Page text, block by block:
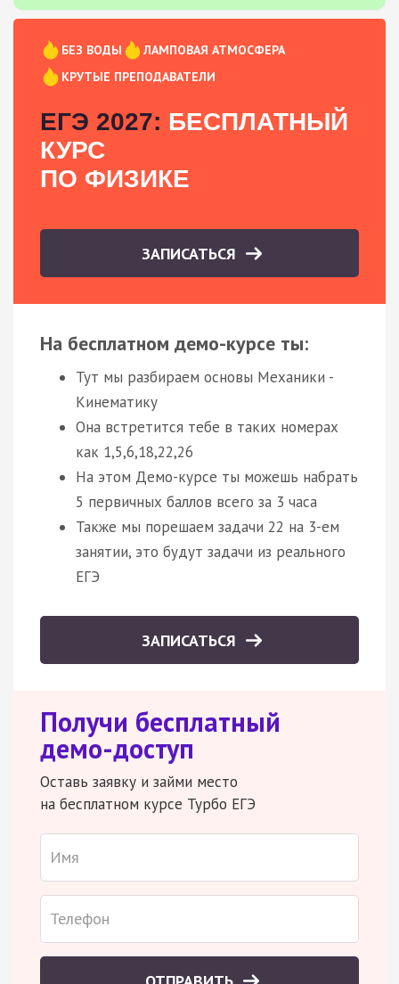
БЕЗ ВОДЫ
ЛАМПОВАЯ АТМОСФЕРА
КРУТЫЕ ПРЕПОДАВАТЕЛИ
ЕГЭ 2027: БЕСПЛАТНЫЙ
КУРС
ПО ФИЗИКЕ
ЗАПИСАТЬСЯ
На бесплатном демо-курсе ты:
Тут мы разбираем основы Механики -
Кинематику
Она встретится тебе в таких номерах
как 1,5,6,18,22,26
На этом Демо-курсе ты можешь набрать
5 первичных баллов всего за 3 часа
Также мы порешаем задачи 22 на 3-ем
занятии, это будут задачи из реального
ЕГЭ
ЗАПИСАТЬСЯ
Получи бесплатный
демо-доступ
Оставь заявку и займи место
на бесплатном курсе Турбо ЕГЭ